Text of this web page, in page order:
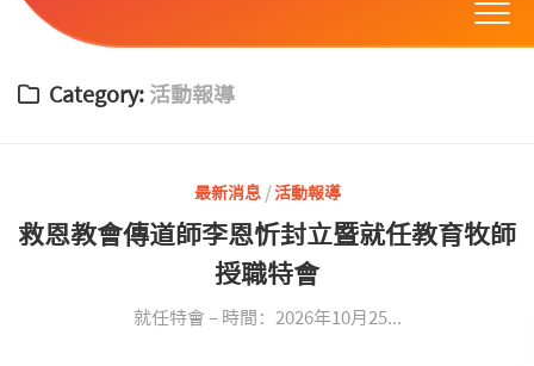
Category: 活動報導
最新消息/活動報導
救恩教會傳道師李恩忻封立暨就任教育牧師
授職特會
就任特會 – 時間：2026年10月25...